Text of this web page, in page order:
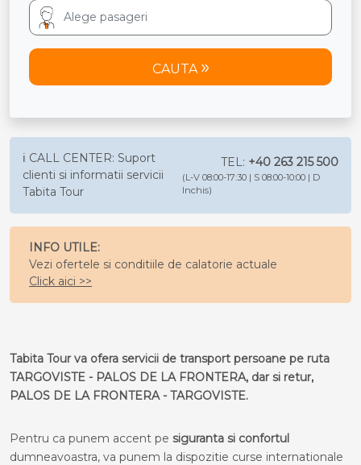
CAUTA
ℹ️ CALL CENTER: Suport
clienti si informatii servicii
Tabita Tour
TEL: +40 263 215 500
(L-V 08:00-17:30 | S 08:00-10:00 | D
Inchis)
INFO UTILE:
Vezi ofertele si conditiile de calatorie actuale
Click aici >>
Tabita Tour va ofera servicii de transport persoane pe ruta
TARGOVISTE - PALOS DE LA FRONTERA, dar si retur,
PALOS DE LA FRONTERA - TARGOVISTE.
Pentru ca punem accent pe siguranta si confortul
dumneavoastra, va punem la dispozitie curse internationale